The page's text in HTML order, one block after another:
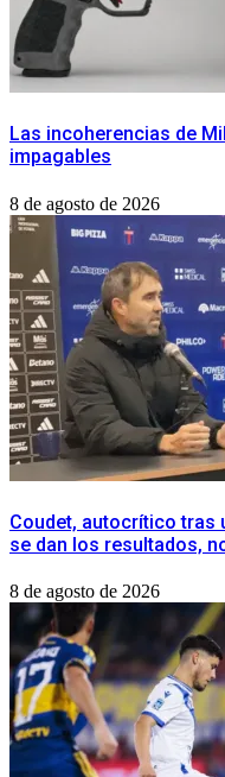
Las incoherencias de
impagables
8 de agosto de 2026
Coudet, autocrítico tras
se dan los resultados,
8 de agosto de 2026